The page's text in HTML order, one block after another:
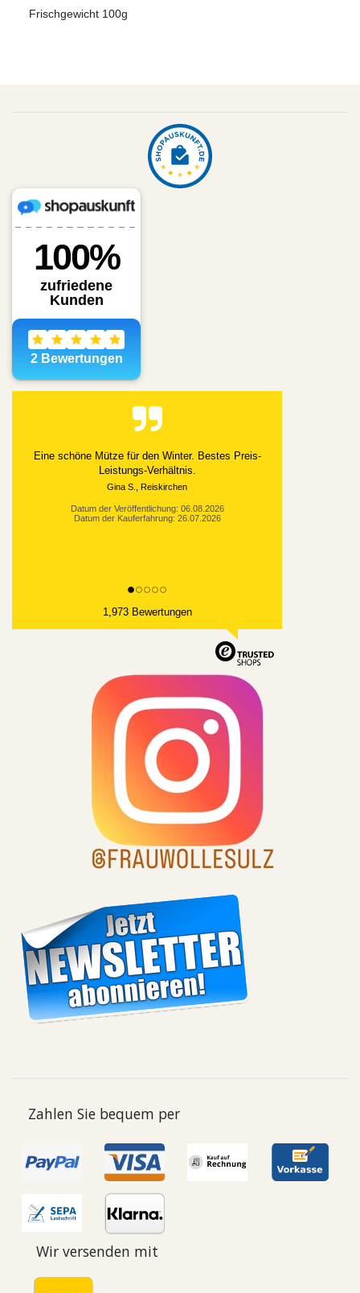
Frischgewicht 100g
Alles gut geklappt
Datum der Kauferfahrung: 21.07.2026
1,973 Bewertungen
Zahlen Sie bequem per
Wir versenden mit